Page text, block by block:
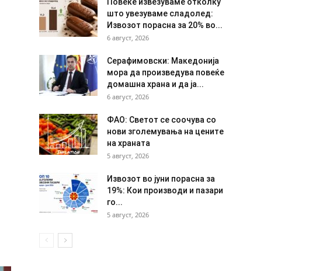
Повеќе извезуваме отколку
што увезуваме сладолед:
Извозот порасна за 20% во...
6 август, 2026
Серафимовски: Македонија
мора да произведува повеќе
домашна храна и да ја...
6 август, 2026
ФАО: Светот се соочува со
нови зголемувања на цените
на храната
5 август, 2026
Извозот во јуни порасна за
19%: Кои производи и пазари
го...
5 август, 2026